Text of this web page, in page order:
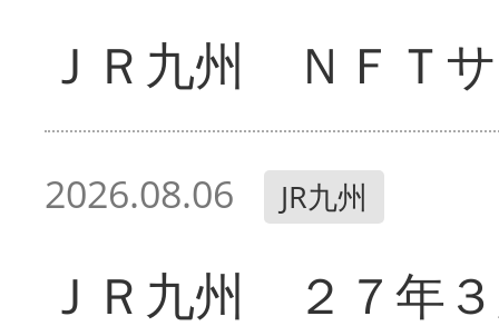
ＪＲ九州 ＮＦＴ
2026.08.06 JR九州
ＪＲ九州 ２７年